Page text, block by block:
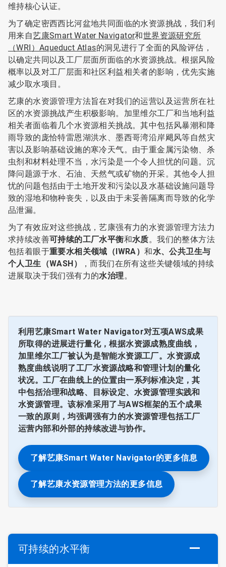
维持核心认证。
为了确定密西西比河盆地共同面临的水资源挑战，我们利
用来自艺康Smart Water Navigator和世界资源研究所
（WRI）Aqueduct Atlas的洞见进行了全面的风险评估，
以确定共同以及工厂层面所面临的水资源挑战。根据风险
概率以及对工厂层面和社区利益相关者的影响，优先实施
减少取水项目。
艺康的水资源管理方法旨在对我们的运营以及运营所在社
区的水资源挑战产生积极影响。加里维尔工厂和当地利益
相关者面临着几个水资源相关挑战。其中包括风暴潮和降
雨导致的庞恰特雷恩湖洪水、墨西哥湾沿岸飓风等自然灾
害以及影响基础设施的寒冷天气。由于重金属污染物、杀
虫剂和材料处理不当，水污染是一个令人担忧的问题。沉
降问题源于水、石油、天然气或矿物的开采。其他令人担
忧的问题包括由于土地开发和污染以及水基础设施问题导
致的湿地和物种丧失，以及由于未妥善隔离而导致的化学
品泄漏。
为了有效应对这些挑战，艺康强有力的水资源管理方法力
求持续改善可持续的工厂水平衡和水质。我们的整体方法
包括着眼于重要水相关领域（IWRA）和水、公共卫生与
个人卫生（WASH）
，而我们在所有这些关键领域的持续
进展取决于我们强有力的水治理。
利用艺康Smart Water Navigator对五项AWS成果
所取得的进展进行量化，根据水资源成熟度曲线，
加里维尔工厂被认为是智能水资源工厂。水资源成
熟度曲线说明了工厂水资源战略和管理计划的量化
状况。工厂在曲线上的位置由一系列标准决定，其
中包括治理和战略、目标设定、水资源管理实践和
水资源管理。该标准采用了与AWS框架的五个成果
一致的原则，均强调强有力的水资源管理包括工厂
运营内部和外部的持续改进与协作。
了解艺康Smart Water Navigator的更多信息
了解艺康水资源管理方法的更多信息
可持续的水平衡